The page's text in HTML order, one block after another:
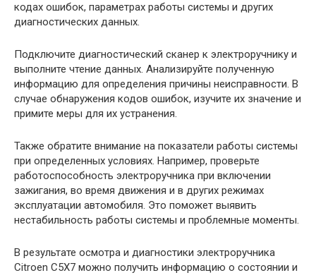
кодах ошибок, параметрах работы системы и других
диагностических данных.
Подключите диагностический сканер к электроручнику и
выполните чтение данных. Анализируйте полученную
информацию для определения причины неисправности. В
случае обнаружения кодов ошибок, изучите их значение и
примите меры для их устранения.
Также обратите внимание на показатели работы системы
при определенных условиях. Например, проверьте
работоспособность электроручника при включении
зажигания, во время движения и в других режимах
эксплуатации автомобиля. Это поможет выявить
нестабильность работы системы и проблемные моменты.
В результате осмотра и диагностики электроручника
Citroen C5Х7 можно получить информацию о состоянии и